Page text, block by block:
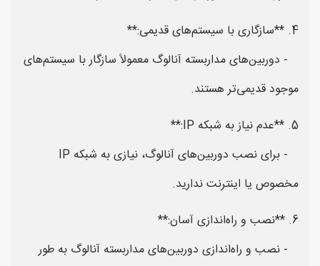
4. **سازگاری با سیستم‌های قدیمی:**
- دوربین‌های مداربسته آنالوگ معمولاً سازگار با سیستم‌های
موجود قدیمی‌تر هستند.
5. **عدم نیاز به شبکه IP:**
- برای نصب دوربین‌های آنالوگ، نیازی به شبکه IP
مخصوص یا اینترنت ندارید.
6. **نصب و راه‌اندازی آسان:**
- نصب و راه‌اندازی دوربین‌های مداربسته آنالوگ به طور